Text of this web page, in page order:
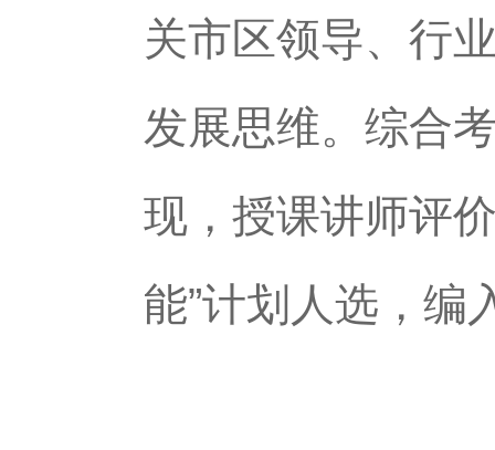
关市区领导、行
发展思维。综合
现，授课讲师评
能”计划人选，编